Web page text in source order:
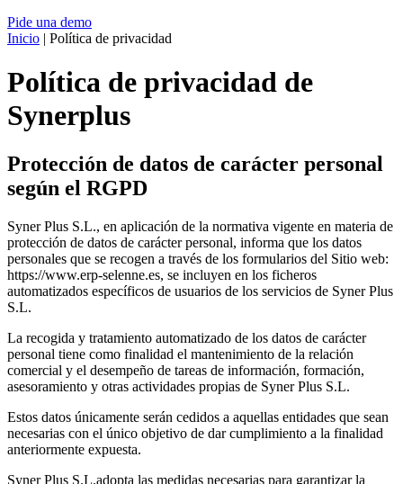
Pide una demo
Inicio | Política de privacidad
Política de privacidad de
Synerplus
Protección de datos de carácter personal
según el RGPD
Syner Plus S.L., en aplicación de la normativa vigente en materia de
protección de datos de carácter personal, informa que los datos
personales que se recogen a través de los formularios del Sitio web:
https://www.erp-selenne.es, se incluyen en los ficheros
automatizados específicos de usuarios de los servicios de Syner Plus
S.L.
La recogida y tratamiento automatizado de los datos de carácter
personal tiene como finalidad el mantenimiento de la relación
comercial y el desempeño de tareas de información, formación,
asesoramiento y otras actividades propias de Syner Plus S.L.
Estos datos únicamente serán cedidos a aquellas entidades que sean
necesarias con el único objetivo de dar cumplimiento a la finalidad
anteriormente expuesta.
Syner Plus S.L.adopta las medidas necesarias para garantizar la